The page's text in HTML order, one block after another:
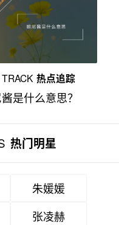
热点追踪
是什么意思？
热门明星
朱媛媛
张凌赫